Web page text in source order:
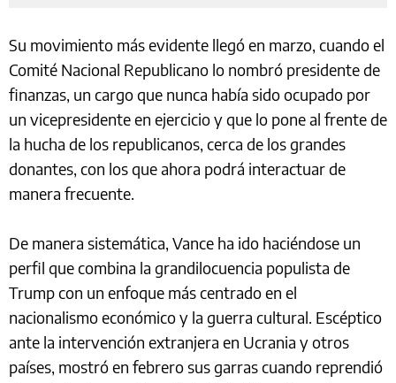
Su movimiento más evidente llegó en marzo, cuando el
Comité Nacional Republicano lo nombró presidente de
finanzas, un cargo que nunca había sido ocupado por
un vicepresidente en ejercicio y que lo pone al frente de
la hucha de los republicanos, cerca de los grandes
donantes, con los que ahora podrá interactuar de
manera frecuente.
De manera sistemática, Vance ha ido haciéndose un
perfil que combina la grandilocuencia populista de
Trump con un enfoque más centrado en el
nacionalismo económico y la guerra cultural. Escéptico
ante la intervención extranjera en Ucrania y otros
países, mostró en febrero sus garras cuando reprendió